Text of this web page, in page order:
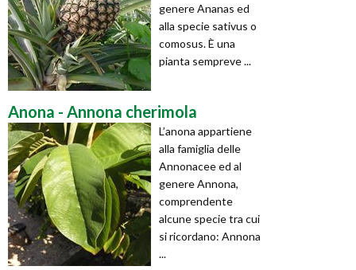
genere Ananas ed
alla specie sativus o
comosus. È una
pianta sempreve ...
Anona - Annona cherimola
L’anona appartiene
alla famiglia delle
Annonacee ed al
genere Annona,
comprendente
alcune specie tra cui
si ricordano: Annona
...